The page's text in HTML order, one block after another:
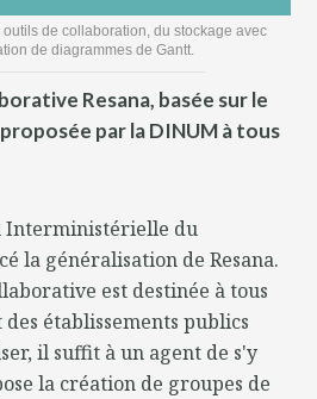
de collaboration, du stockage avec
de diagrammes de Gantt.
Resana, basée sur le
par la DINUM à tous
Interministérielle du
la généralisation de Resana.
est destinée à tous
établissements publics
il suffit à un agent de s'y
la création de groupes de